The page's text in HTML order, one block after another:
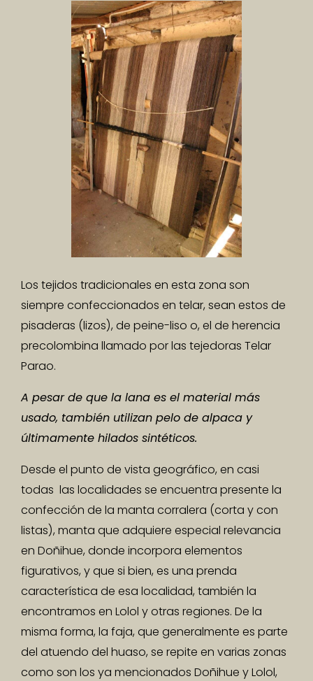
Los tejidos tradicionales en esta zona son
siempre confeccionados en telar, sean estos de
pisaderas (lizos), de peine-liso o, el de herencia
precolombina llamado por las tejedoras Telar
Parao.
A pesar de que la lana es el material más
usado, también utilizan pelo de alpaca y
últimamente hilados sintéticos.
Desde el punto de vista geográfico, en casi
todas las localidades se encuentra presente la
confección de la manta corralera (corta y con
listas), manta que adquiere especial relevancia
en Doñihue, donde incorpora elementos
figurativos, y que si bien, es una prenda
característica de esa localidad, también la
encontramos en Lolol y otras regiones. De la
misma forma, la faja, que generalmente es parte
del atuendo del huaso, se repite en varias zonas
como son los ya mencionados Doñihue y Lolol,